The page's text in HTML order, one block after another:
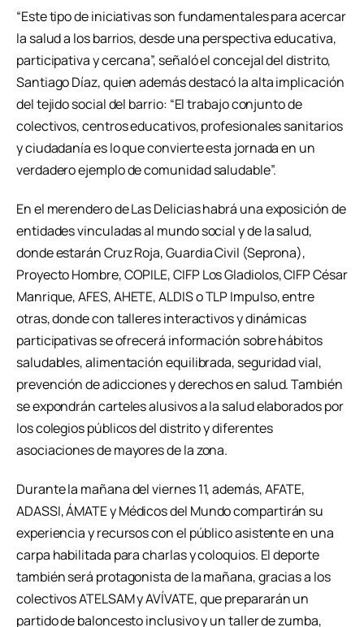
“Este tipo de iniciativas son fundamentales para acercar
la salud a los barrios, desde una perspectiva educativa,
participativa y cercana”, señaló el concejal del distrito,
Santiago Díaz, quien además destacó la alta implicación
del tejido social del barrio: “El trabajo conjunto de
colectivos, centros educativos, profesionales sanitarios
y ciudadanía es lo que convierte esta jornada en un
verdadero ejemplo de comunidad saludable”.
En el merendero de Las Delicias habrá una exposición de
entidades vinculadas al mundo social y de la salud,
donde estarán Cruz Roja, Guardia Civil (Seprona),
Proyecto Hombre, COPILE, CIFP Los Gladiolos, CIFP César
Manrique, AFES, AHETE, ALDIS o TLP Impulso, entre
otras, donde con talleres interactivos y dinámicas
participativas se ofrecerá información sobre hábitos
saludables, alimentación equilibrada, seguridad vial,
prevención de adicciones y derechos en salud. También
se expondrán carteles alusivos a la salud elaborados por
los colegios públicos del distrito y diferentes
asociaciones de mayores de la zona.
Durante la mañana del viernes 11, además, AFATE,
ADASSI, ÁMATE y Médicos del Mundo compartirán su
experiencia y recursos con el público asistente en una
carpa habilitada para charlas y coloquios. El deporte
también será protagonista de la mañana, gracias a los
colectivos ATELSAM y AVÍVATE, que prepararán un
partido de baloncesto inclusivo y un taller de zumba,